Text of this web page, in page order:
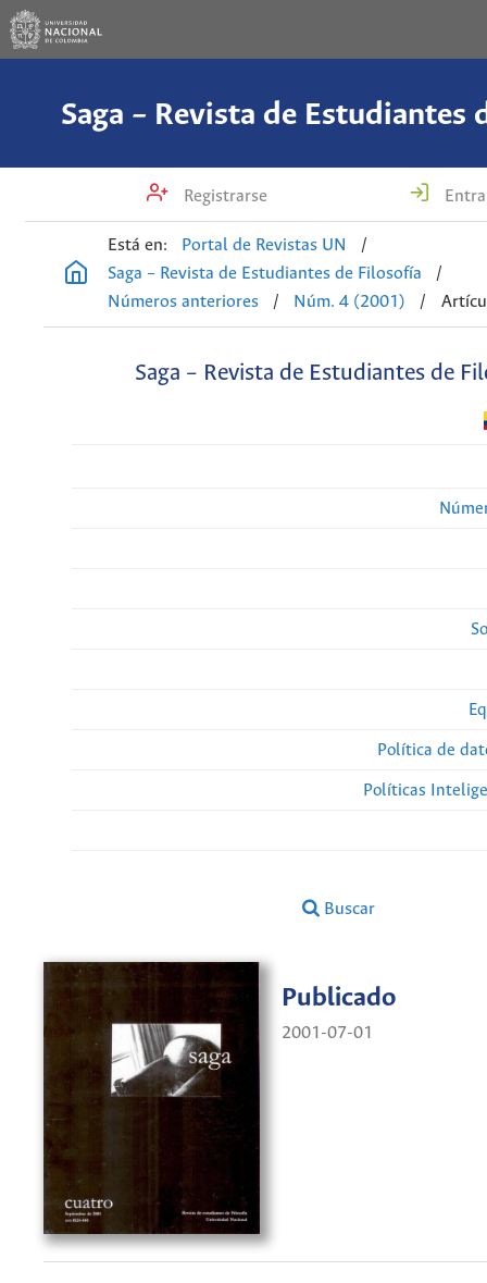
Saga – Revista de Estudiantes
Registrarse
Está en: Portal de Revistas UN
/
Saga – Revista de Estudiantes de Filosofía
/
Números anteriores
/ Núm. 4 (2001) /
Saga – Revista de Estudiantes de
Política de
Políticas
Buscar
Publicado
2001-07-01